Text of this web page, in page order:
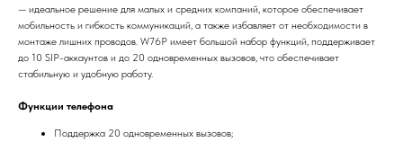
— идеальное решение для малых и средних компаний, которое обеспечивает
мобильность и гибкость коммуникаций, а также избавляет от необходимости в
монтаже лишних проводов. W76P имеет большой набор функций, поддерживает
до 10 SIP-аккаунтов и до 20 одновременных вызовов, что обеспечивает
стабильную и удобную работу.
Функции телефона
Поддержка 20 одновременных вызовов;